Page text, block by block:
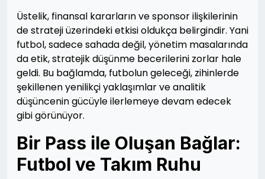
Üstelik, finansal kararların ve sponsor ilişkilerinin
de strateji üzerindeki etkisi oldukça belirgindir. Yani
futbol, sadece sahada değil, yönetim masalarında
da etik, stratejik düşünme becerilerini zorlar hale
geldi. Bu bağlamda, futbolun geleceği, zihinlerde
şekillenen yenilikçi yaklaşımlar ve analitik
düşüncenin gücüyle ilerlemeye devam edecek
gibi görünüyor.
Bir Pass ile Oluşan Bağlar:
Futbol ve Takım Ruhu